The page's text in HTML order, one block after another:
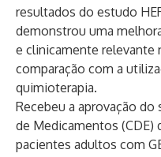
resultados do estudo
demonstrou uma
e clinicamente relevante
comparação com a
quimioterapia.
Recebeu a aprovação do
de Medicamentos (CDE)
pacientes adultos com